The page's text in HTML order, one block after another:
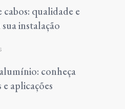
qualidade e
instalação
conheça
aplicações